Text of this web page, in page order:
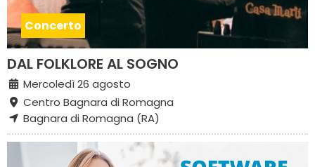
Concerto
DAL FOLKLORE AL SOGNO
Mercoledì 26 agosto
Centro Bagnara di Romagna
Bagnara di Romagna (RA)